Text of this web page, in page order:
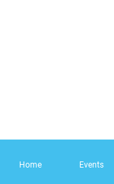
Home
Events